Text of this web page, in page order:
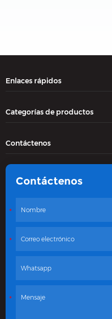
Enlaces rápidos
Categorías de productos
Contáctenos
Contáctenos